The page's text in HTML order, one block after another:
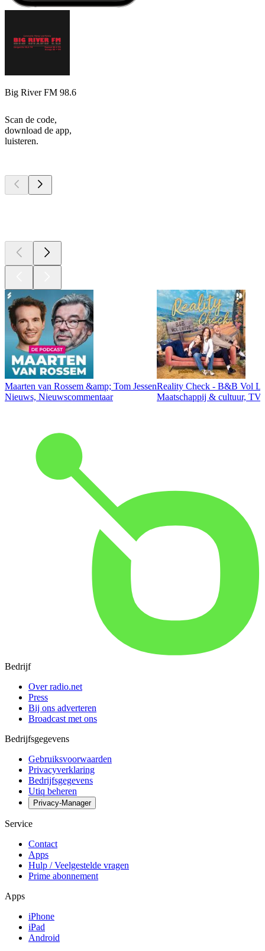
Big River FM 98.6
Scan de code,
download de app,
luisteren.
Maarten van Rossem &amp; Tom Jessen
Nieuws, Nieuwscommentaar
Reality Check - B&B Vol
Maatschappij & cultuur,
Bedrijf
Over radio.net
Press
Bij ons adverteren
Broadcast met ons
Bedrijfsgegevens
Gebruiksvoorwaarden
Privacyverklaring
Bedrijfsgegevens
Utiq beheren
Privacy-Manager
Service
Contact
Apps
Hulp / Veelgestelde vragen
Prime abonnement
Apps
iPhone
iPad
Android